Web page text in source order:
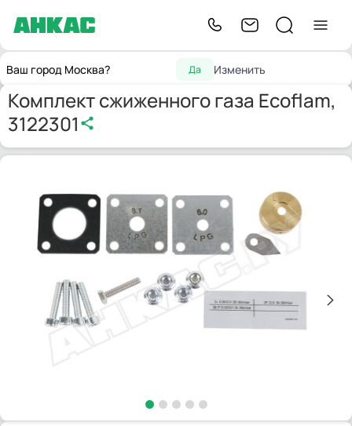
Ваш город Москва? Да Изменить
Главнаягорелок
для горелок
Ecoflam, 3122301
Комплект сжиженного газа Ecoflam,
3122301